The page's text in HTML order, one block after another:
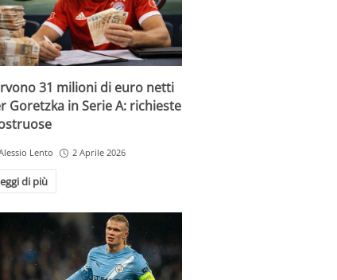
31 milioni di euro netti
Goretzka in Serie A: richieste
Lento 2 Aprile 2026
di più